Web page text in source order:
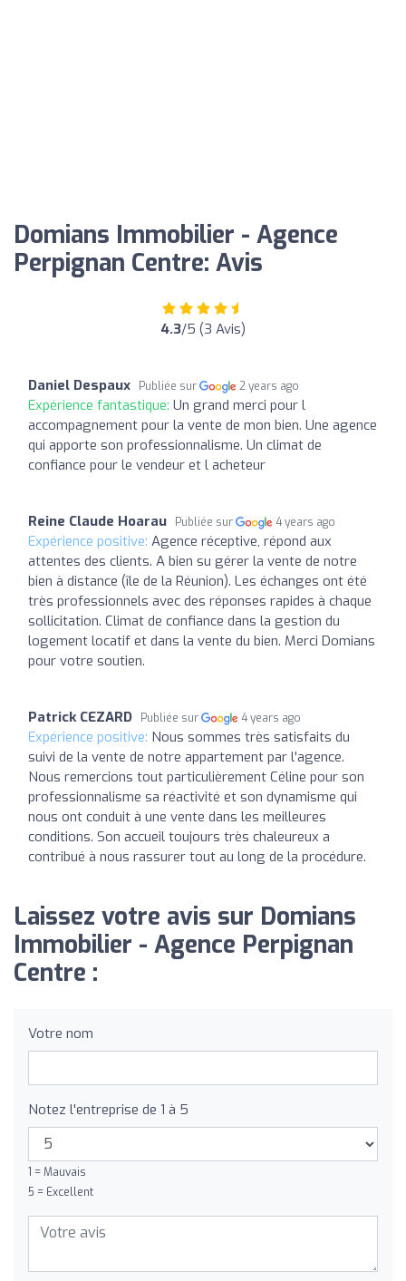
Domians Immobilier - Agence
Perpignan Centre: Avis
4.3/5 (3 Avis)
Daniel Despaux Publiée sur 2 years ago
Expérience fantastique: Un grand merci pour l
accompagnement pour la vente de mon bien. Une agence
qui apporte son professionnalisme. Un climat de
confiance pour le vendeur et l acheteur
Reine Claude Hoarau Publiée sur 4 years ago
Expérience positive: Agence réceptive, répond aux
attentes des clients. A bien su gérer la vente de notre
bien à distance (île de la Réunion). Les échanges ont été
très professionnels avec des réponses rapides à chaque
sollicitation. Climat de confiance dans la gestion du
logement locatif et dans la vente du bien. Merci Domians
pour votre soutien.
Patrick CEZARD Publiée sur 4 years ago
Expérience positive: Nous sommes très satisfaits du
suivi de la vente de notre appartement par l'agence.
Nous remercions tout particulièrement Céline pour son
professionnalisme sa réactivité et son dynamisme qui
nous ont conduit à une vente dans les meilleures
conditions. Son accueil toujours très chaleureux a
contribué à nous rassurer tout au long de la procédure.
Laissez votre avis sur Domians
Immobilier - Agence Perpignan
Centre :
Votre nom
Notez l'entreprise de 1 à 5
1 = Mauvais
5 = Excellent